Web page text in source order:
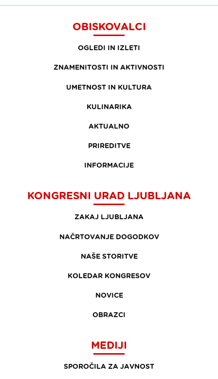
OBISKOVALCI
OGLEDI IN IZLETI
ZNAMENITOSTI IN AKTIVNOSTI
UMETNOST IN KULTURA
KULINARIKA
AKTUALNO
PRIREDITVE
INFORMACIJE
KONGRESNI URAD LJUBLJANA
ZAKAJ LJUBLJANA
NAČRTOVANJE DOGODKOV
NAŠE STORITVE
KOLEDAR KONGRESOV
NOVICE
OBRAZCI
MEDIJI
SPOROČILA ZA JAVNOST